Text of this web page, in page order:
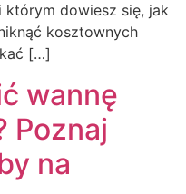
dowiesz się, jak
kosztownych
[…]
wannę
Poznaj
na